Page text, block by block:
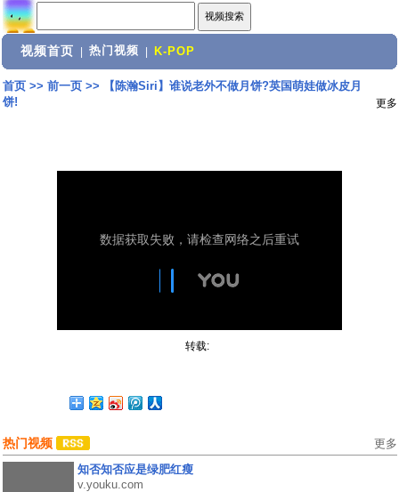
视频首页 热门视频 K-POP
首页>> 前一页>>
【陈瀚Siri】谁说老外不做月饼?英国萌娃做冰皮月
饼!
更多
转载:
热门视频 更多
知否知否应是绿肥红瘦
v.youku.com